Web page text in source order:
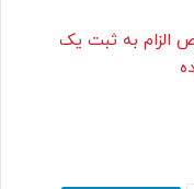
الزام به ثبت یک